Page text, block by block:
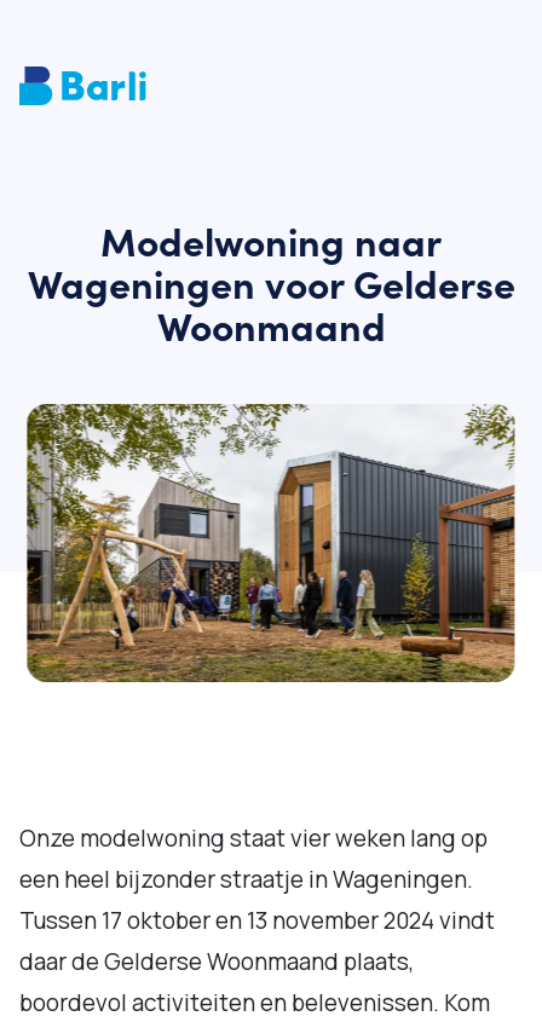
Modelwoning naar
Wageningen voor Gelderse
Woonmaand
Onze modelwoning staat vier weken lang op
een heel bijzonder straatje in Wageningen.
Tussen 17 oktober en 13 november 2024 vindt
daar de Gelderse Woonmaand plaats,
boordevol activiteiten en belevenissen. Kom